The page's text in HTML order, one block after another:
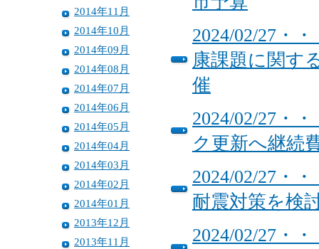
2014年11月
2014年10月
2014年09月
2014年08月
2014年07月
2014年06月
2014年05月
2014年04月
2014年03月
2014年02月
2014年01月
2013年12月
2013年11月
2024/02/27・
康課題に関す
催
2024/02/27・
ク更新へ継続
2024/02/27・
耐震対策を検
2024/02/27・